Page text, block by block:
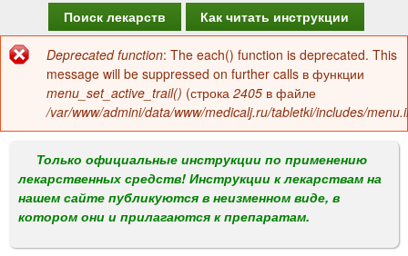
а
в
о
м
е
н
Поиск лекарств
Как читать инструкции
Сообщение
об
ошибке
Deprecated function: The each() function is deprecated. This
message will be suppressed on further calls в функции
menu_set_active_trail() (строка 2405 в файле
/var/www/admini/data/www/medicalj.ru/tabletki/includes/
Только официальные инструкции по применению
лекарственных средств! Инструкции к лекарствам на
нашем сайте публикуются в неизменном виде, в
котором они и прилагаются к препаратам.